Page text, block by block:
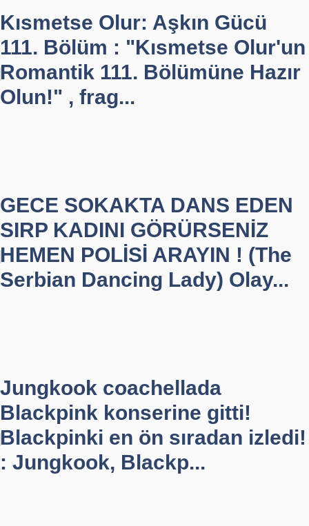
Kısmetse Olur: Aşkın Gücü
111. Bölüm : "Kısmetse Olur'un
Romantik 111. Bölümüne Hazır
Olun!" , frag...
GECE SOKAKTA DANS EDEN
SIRP KADINI GÖRÜRSENİZ
HEMEN POLİSİ ARAYIN ! (The
Serbian Dancing Lady) Olay...
Jungkook coachellada
Blackpink konserine gitti!
Blackpinki en ön sıradan izledi!
: Jungkook, Blackp...